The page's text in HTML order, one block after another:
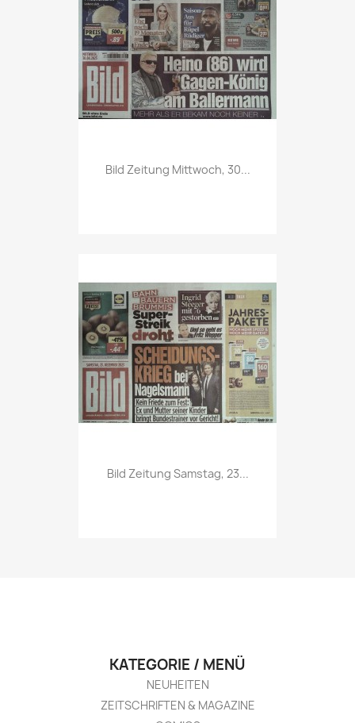
Vorschau
Bild Zeitung Mittwoch, 30...
Vorschau
Bild Zeitung Samstag, 23...
KATEGORIE / MENÜ
NEUHEITEN
ZEITSCHRIFTEN & MAGAZINE